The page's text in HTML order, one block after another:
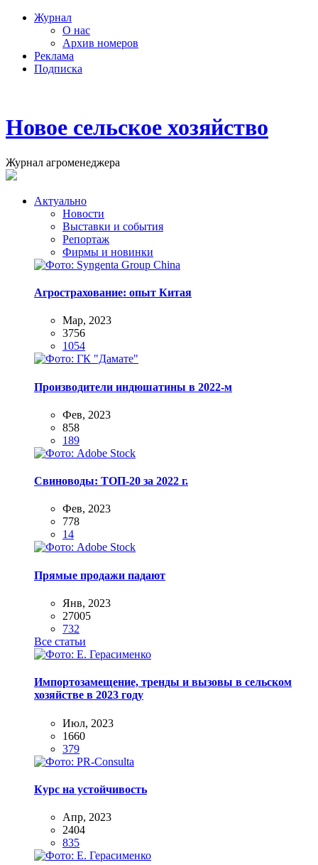
Журнал
О нас
Архив номеров
Реклама
Подписка
Новое сельское хозяйство
Журнал агроменеджера
Актуально
Новости
Выставки и события
Репортаж
Фирмы и новинки
Агрострахование: опыт Китая
Мар, 2023
3756
1054
Производители индюшатины в 2022-м
Фев, 2023
858
189
Свиноводы: ТОП-20 за 2022 г.
Фев, 2023
778
14
Прямые продажи падают
Янв, 2023
27005
732
Все статьи
Импортозамещение, тренды и вызовы в сельском
хозяйстве в 2023 году
Июл, 2023
1660
379
Курс на устойчивость
Апр, 2023
2404
835